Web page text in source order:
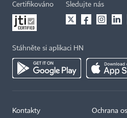
Certifikováno Sledujte nás
Stáhněte si aplikaci HN
Kontakty Ochrana